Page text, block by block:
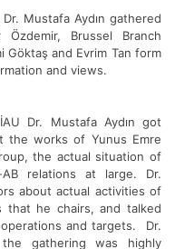
Mustafa Aydın gathered
Brussel Branch
Göktaş and Evrim Tan form
and views.
Dr. Mustafa Aydın got
the works of Yunus Emre
the actual situation of
relations at large. Dr.
about actual activities of
that he chairs, and talked
and targets. Dr.
the gathering was highly